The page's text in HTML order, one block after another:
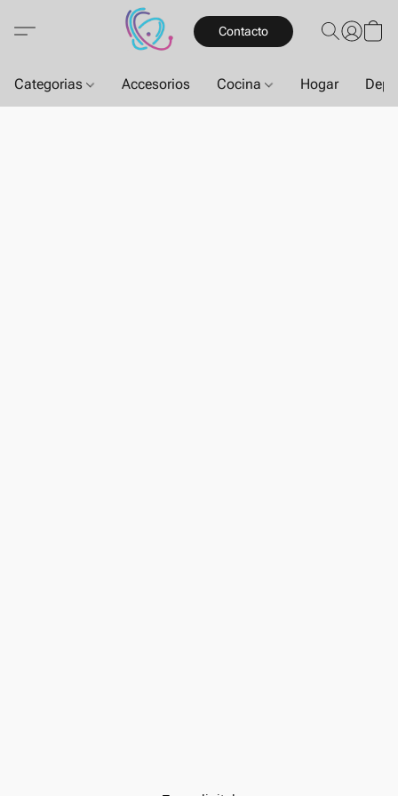
Contacto
Categorias Accesorios Cocina Hogar